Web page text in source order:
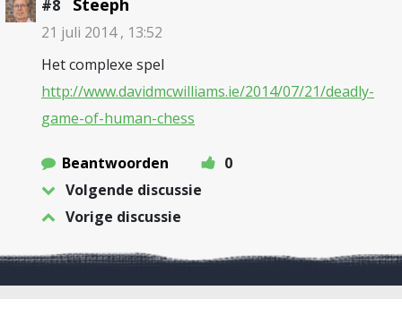
#8 Steeph
21 juli 2014 , 13:52
Het complexe spel
http://www.davidmcwilliams.ie/2014/07/21/deadly-
game-of-human-chess
Beantwoorden
0
Volgende discussie
Vorige discussie